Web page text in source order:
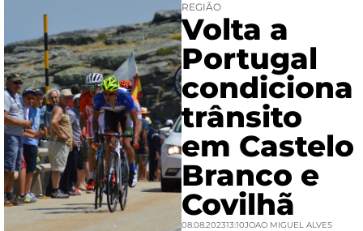
REGIÃO
Volta a
Portugal
condiciona
trânsito
em Castelo
Branco e
Covilhã
08.08.202313:10JOAO MIGUEL ALVES